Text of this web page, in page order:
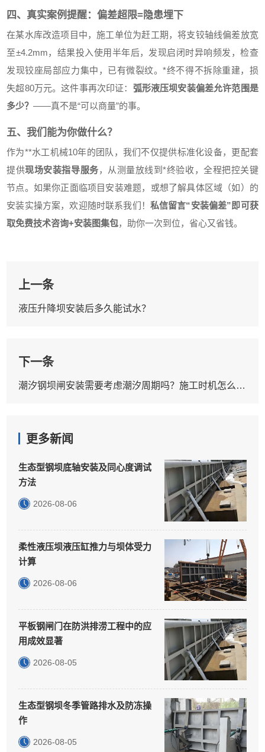
四、真实案例提醒：偏差超限=隐患埋下
在某水库改造项目中，施工单位为赶工期，将支铰轴线偏差放宽
至±4.2mm，结果投入使用半年后，发现启闭时异响频发，检查
发现铰座局部应力集中，已有微裂纹。*终不得不拆除重建，损
失超80万元。这件事再次印证： 弧形液压坝安装偏差允许范围是
多少？——真不是“可以商量”的事。
五、我们能为你做什么？
作为**水工机械10年的团队，我们不仅提供标准化设备，更配套
提供现场安装指导服务，从测量放线到*终验收，全程把控关键
节点。如果你正面临项目安装难题，或想了解具体区域（如）的
安装实操方案，欢迎随时联系我们！ 私信留言“安装偏差”即可获
取免费技术咨询+安装图集包，助你一次到位，省心又省钱。
上一条
液压升降坝安装后多久能试水？
下一条
潮汐钢坝闸安装需要考虑潮汐周期吗？施工时机怎么选？
更多新闻
生态型钢坝底轴安装及同心度调试
方法
2026-08-06
柔性液压坝液压缸推力与坝体受力
计算
2026-08-06
平板钢闸门在防洪排涝工程中的应
用成效显著
2026-08-05
生态型钢坝冬季管路排水及防冻操
作
2026-08-05